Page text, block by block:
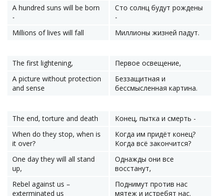
A hundred suns will be born
-
Сто солнц будут рождены
-
Millions of lives will fall
Миллионы жизней падут.
The first lightening,
Первое освещение,
A picture without protection
and sense
Беззащитная и
бессмысленная картина.
The end, torture and death
Конец, пытка и смерть -
When do they stop, when is
it over?
Когда им придёт конец?
Когда всё закончится?
One day they will all stand
up,
Однажды они все
восстанут,
Rebel against us –
exterminated us
Поднимут против нас
мятеж и истребят нас.